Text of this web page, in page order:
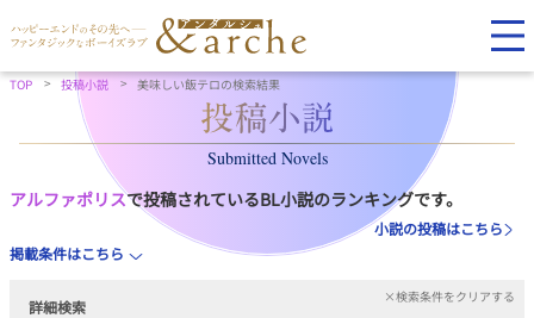
TOP 投稿小説 美味しい飯テロの検索結果
Submitted Novels
アルファポリスで投稿されているBL小説のランキングです。
小説の投稿はこちら
掲載条件はこちら
詳細検索
×検索条件をクリアする